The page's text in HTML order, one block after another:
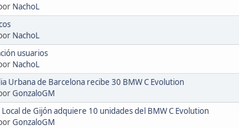
NachoL
NachoL
usuarios
NachoL
Urbana de Barcelona recibe 30 BMW C Evolution
GonzaloGM
Local de Gijón adquiere 10 unidades del BMW C Evolution
GonzaloGM